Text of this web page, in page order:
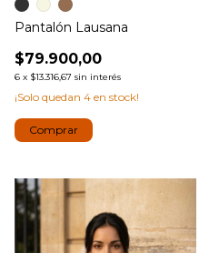
Pantalón Lausana
$79.900,00
6 x $13.316,67 sin interés
¡Solo quedan 4 en stock!
Comprar